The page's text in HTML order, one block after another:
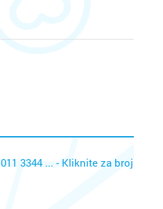
011 3344 ... - Kliknite za broj